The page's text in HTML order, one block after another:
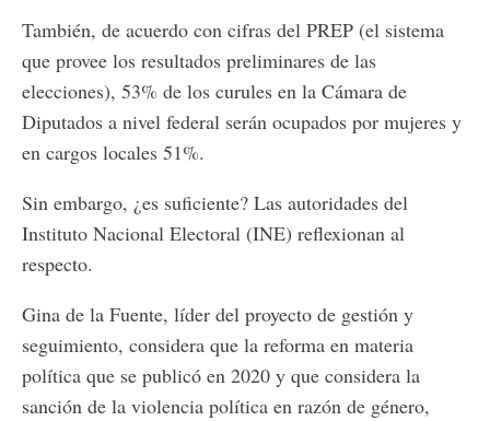
También, de acuerdo con cifras del PREP (el sistema
que provee los resultados preliminares de las
elecciones), 53% de los curules en la Cámara de
Diputados a nivel federal serán ocupados por mujeres y
en cargos locales 51%.
Sin embargo, ¿es suficiente? Las autoridades del
Instituto Nacional Electoral (INE) reflexionan al
respecto.
Gina de la Fuente, líder del proyecto de gestión y
seguimiento, considera que la reforma en materia
política que se publicó en 2020 y que considera la
sanción de la violencia política en razón de género,